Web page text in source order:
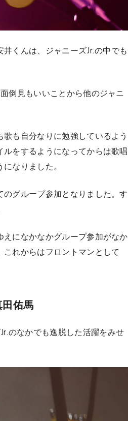
くんは、ジャニーズJr.の中でも
倒見もいいことから他のジャニ
も自分なりに勉強しているよう
をするようになってからは歌唱
なりました。
グループ参加となりました。す
になかなかグループ参加がなか
れからはフロントマンとして
佑馬
のなかでも逸脱した活躍をみせ